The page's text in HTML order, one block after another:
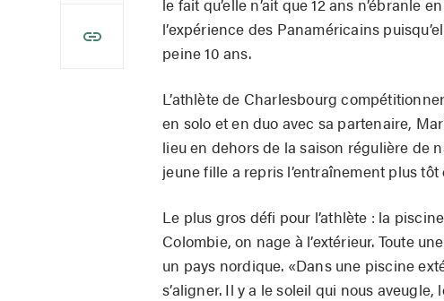
l’expérience des Panaméricains
peine 10 ans.
L’athlète de Charlesbourg
en solo et en duo avec sa partenaire,
lieu en dehors de la saison régulière de
jeune fille a repris l’entraînement plus
Le plus gros défi pour l’athlète : la
Colombie, on nage à l’extérieur. Toute
un pays nordique. «Dans une piscine
s’aligner. Il y a le soleil qui nous